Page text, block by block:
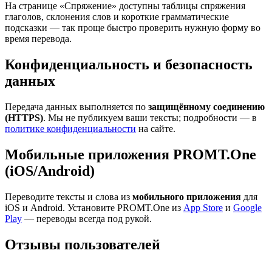
На странице «Спряжение» доступны таблицы спряжения
глаголов, склонения слов и короткие грамматические
подсказки — так проще быстро проверить нужную форму во
время перевода.
Конфиденциальность и безопасность
данных
Передача данных выполняется по защищённому соединению
(HTTPS). Мы не публикуем ваши тексты; подробности — в
политике конфиденциальности на сайте.
Мобильные приложения PROMT.One
(iOS/Android)
Переводите тексты и слова из мобильного приложения для
iOS и Android. Установите PROMT.One из App Store и Google
Play — переводы всегда под рукой.
Отзывы пользователей